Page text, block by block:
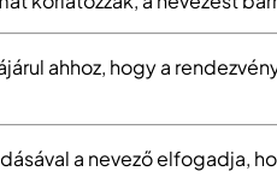
ahhoz, hogy a
a nevező elfogadja,